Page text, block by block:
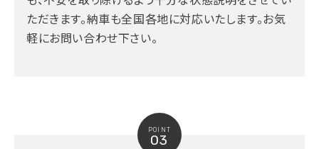
ただきます。納車も全国各地に対応いたします。お気
軽にお問い合わせ下さい。
POINT
03